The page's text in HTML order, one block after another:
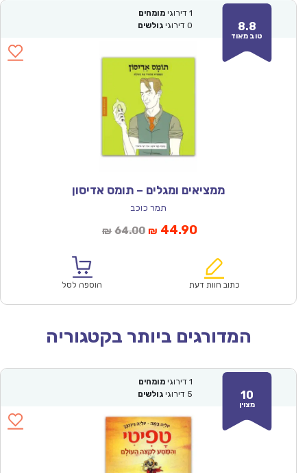
8.8
טוב מאוד
1 דירוגי מומחים
0 דירוגי גולשים
ממציאים ומגלים – תומס אדיסון
תמר כוכב
₪ 64.00המחיר
₪64.00.
₪ 44.90המחיר
הוא:
כתוב חוות דעת הוספה לסל
המדורגים ביותר בקטגוריה
10
מצוין
1 דירוגי מומחים
5 דירוגי גולשים